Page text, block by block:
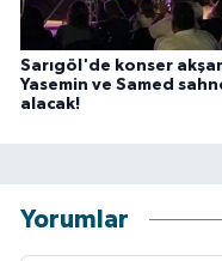
Sarıgöl'de konser
Yasemin ve Samed
alacak!
Yorumlar